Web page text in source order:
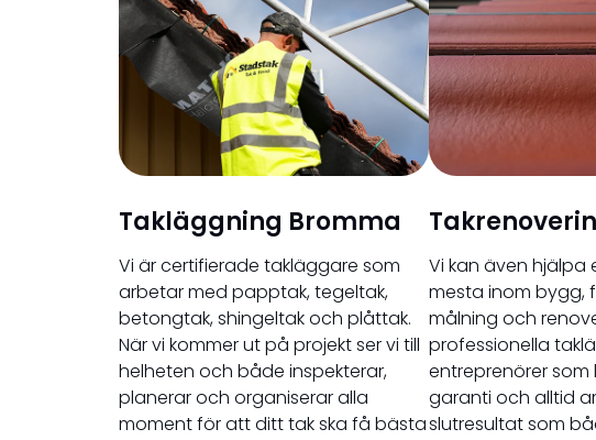
Takläggning Bromma
Vi är certifierade takläggare som
arbetar med papptak, tegeltak,
betongtak, shingeltak och plåttak.
När vi kommer ut på projekt ser vi till
helheten och både inspekterar,
planerar och organiserar alla
moment för att ditt tak ska få bästa
Vi kan även hjälpa
mesta inom bygg,
målning och
professionella
entreprenörer som
garanti och alltid
slutresultat som